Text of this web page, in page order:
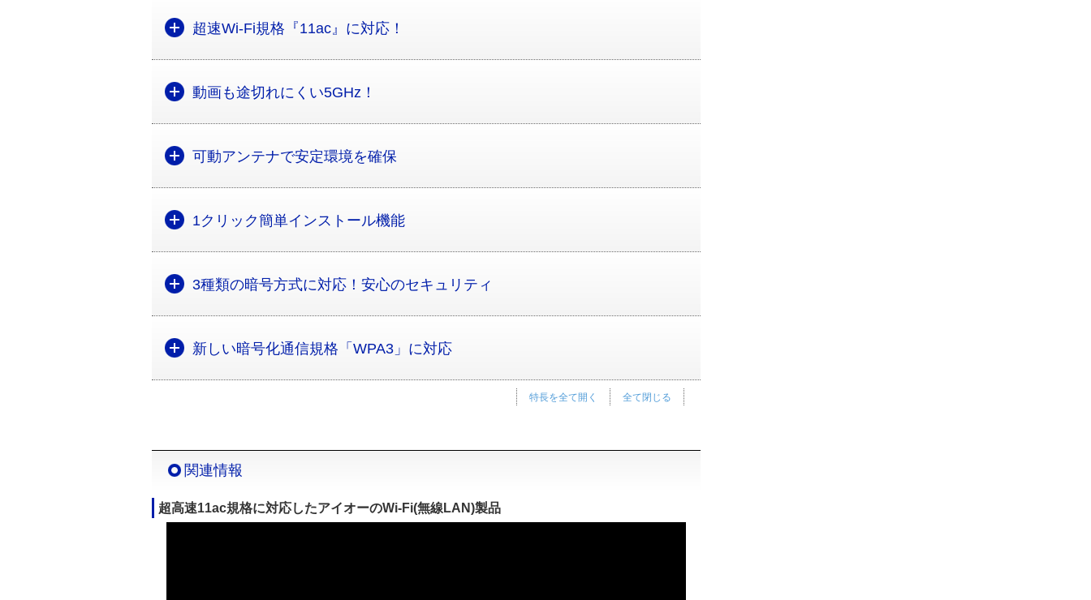
超速Wi-Fi規格『11ac』に対応！
動画も途切れにくい5GHz！
可動アンテナで安定環境を確保
1クリック簡単インストール機能
3種類の暗号方式に対応！安心のセキュリティ
新しい暗号化通信規格「WPA3」に対応
全て閉じる
特長を全て開く
関連情報
超高速11ac規格に対応したアイオーのWi-Fi(無線LAN)製品